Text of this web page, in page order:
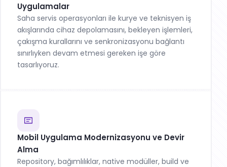
Uygulamalar
Saha servis operasyonları ile kurye ve teknisyen iş
akışlarında cihaz depolamasını, bekleyen işlemleri,
çakışma kurallarını ve senkronizasyonu bağlantı
sınırlıyken devam etmesi gereken işe göre
tasarlıyoruz.
Mobil Uygulama Modernizasyonu ve Devir
Alma
Repository, bağımlılıklar, native modüller, build ve